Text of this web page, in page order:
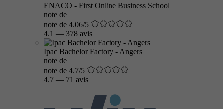
ENACO - First Online Business School
note de
note de 4.06/5
4.1 — 378 avis
Ipac Bachelor Factory - Angers
note de
note de 4.7/5
4.7 — 71 avis